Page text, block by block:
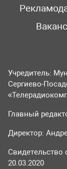
Учредитель:
Сергиево-
Главный
Директор:
20.03.2020